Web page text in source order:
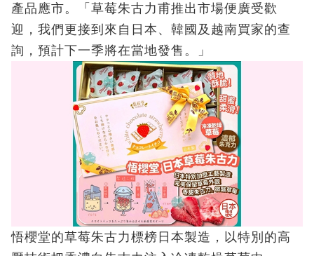
產品應市。「草莓朱古力甫推出市場便廣受歡
迎，我們更接到來自日本、韓國及越南買家的查
詢，預計下一季將在當地發售。」
悟櫻堂的草莓朱古力標榜日本製造，以特別的高